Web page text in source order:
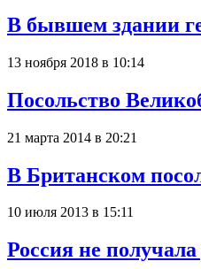
В бывшем здании
13 ноября 2018 в 10:14
Посольство
21 марта 2014 в 20:21
В Британском
10 июля 2013 в 15:11
Россия не